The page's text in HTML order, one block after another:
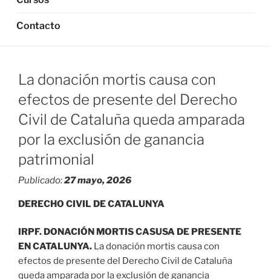
Contacto
La donación mortis causa con
efectos de presente del Derecho
Civil de Cataluña queda amparada
por la exclusión de ganancia
patrimonial
Publicado:27 mayo, 2026
DERECHO CIVIL DE CATALUNYA
IRPF. DONACIÓN MORTIS CASUSA DE PRESENTE
EN CATALUNYA. La donación mortis causa con
efectos de presente del Derecho Civil de Cataluña
queda amparada por la exclusión de ganancia